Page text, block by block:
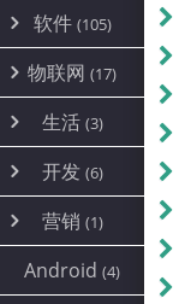
ProxmoxVE
Ubuntu(7)
环境配置
DD重装(3)
加速优化(34)
面板(12)
容器
游戏 (7)
饥荒(7)
云服务商(4)
WEB源码(6)
建站(5)
软件 (105)
安全(12)
办公(4)
图片 (2)
文件
系统 (35)
AI(10)
物联网 (17)
路由器
随身wifi(1)
mobile(14)
刷机
magisk
生活 (3)
线报
sim卡(1)
开发 (6)
编译
JavaScript(2)
python(2)
营销 (1)
公关(1)
SEO(1)
Android (4)